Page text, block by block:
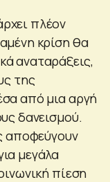
πλέον
κρίση θα
αναταράξεις,
της
από μια αργή
δανεισμού.
αποφεύγουν
μεγάλα
πίεση